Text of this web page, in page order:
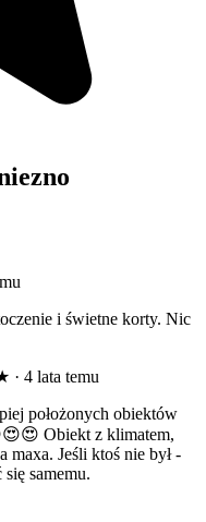
i świetne korty. Nic
· 4 lata temu
położonych obiektów
Obiekt z klimatem,
maxa. Jeśli ktoś nie był -
samemu.